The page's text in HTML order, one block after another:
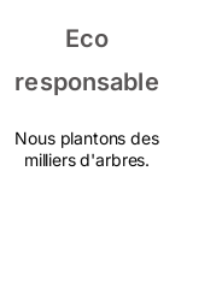
Eco
responsable
Nous plantons des
milliers d'arbres.